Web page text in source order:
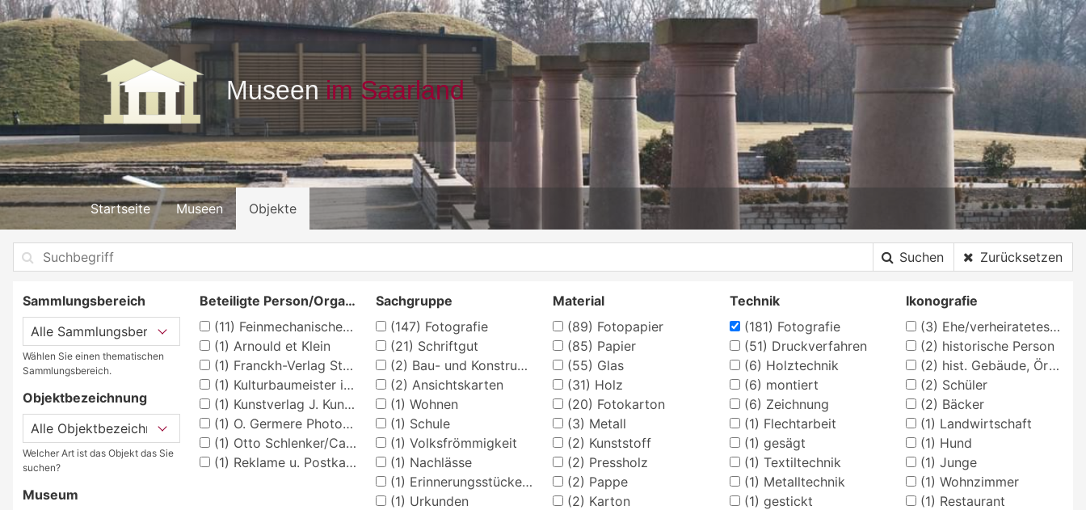
Startseite Museen Objekte
Suchen Zurücksetzen
Sammlungsbereich
Wählen Sie einen thematischen
Sammlungsbereich.
Objektbezeichnung
Welcher Art ist das Objekt das Sie
suchen?
Museum
Beteiligte Person/Organisation
(11) Feinmechanisches Museum in der Fellenbergmühle
(1) Arnould et Klein
(1) Franckh-Verlag Stuttgart
(1) Kulturbaumeister in Merzig
(1) Kunstverlag J. Kuntz, Gebweiler
(1) O. Germere Photograph Ottweiler
(1) Otto Schlenker/Cannstadt
(1) Reklame u. Postkartenverlag Mannheim
Sachgruppe
(147) Fotografie
(21) Schriftgut
(2) Bau- und Konstruktionsteile
(2) Ansichtskarten
(1) Wohnen
(1) Schule
(1) Volksfrömmigkeit
(1) Nachlässe
(1) Erinnerungsstücke (Kriegswesen/Militär)
(1) Urkunden
Material
(89) Fotopapier
(85) Papier
(55) Glas
(31) Holz
(20) Fotokarton
(3) Metall
(2) Kunststoff
(2) Pressholz
(2) Pappe
(2) Karton
Technik
(181) Fotografie
(51) Druckverfahren
(6) Holztechnik
(6) montiert
(6) Zeichnung
(1) Flechtarbeit
(1) gesägt
(1) Textiltechnik
(1) Metalltechnik
(1) gestickt
Ikonografie
(3) Ehe/verheiratetes Paar
(2) historische Person
(2) hist. Gebäude, Örtlichkeit, Straße
(2) Schüler
(2) Bäcker
(1) Landwirtschaft
(1) Hund
(1) Junge
(1) Wohnzimmer
(1) Restaurant